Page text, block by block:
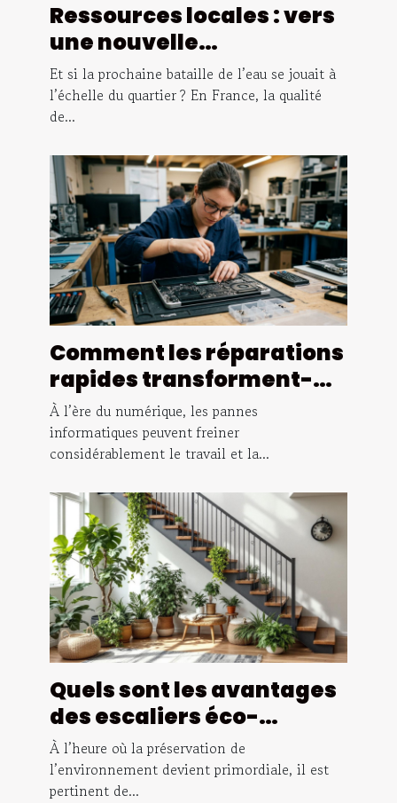
Ressources locales : vers
une nouvelle
cartographie de la
qualité de l’eau
Et si la prochaine bataille de l’eau se jouait à
l’échelle du quartier ? En France, la qualité
de...
Comment les réparations
rapides transforment-
elles l'entretien des
ordinateurs ?
À l’ère du numérique, les pannes
informatiques peuvent freiner
considérablement le travail et la...
Quels sont les avantages
des escaliers éco-
responsables ?
À l’heure où la préservation de
l’environnement devient primordiale, il est
pertinent de...